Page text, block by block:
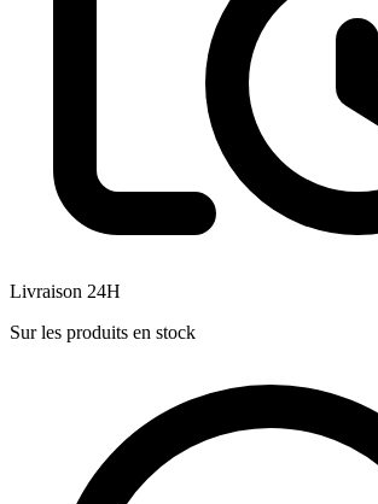
Livraison 24H
Sur les produits en stock